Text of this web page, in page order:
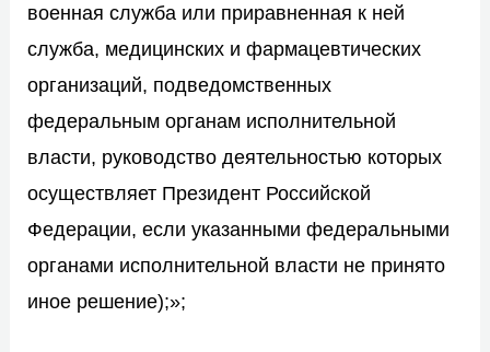
военная служба или приравненная к ней
служба, медицинских и фармацевтических
организаций, подведомственных
федеральным органам исполнительной
власти, руководство деятельностью которых
осуществляет Президент Российской
Федерации, если указанными федеральными
органами исполнительной власти не принято
иное решение);»;